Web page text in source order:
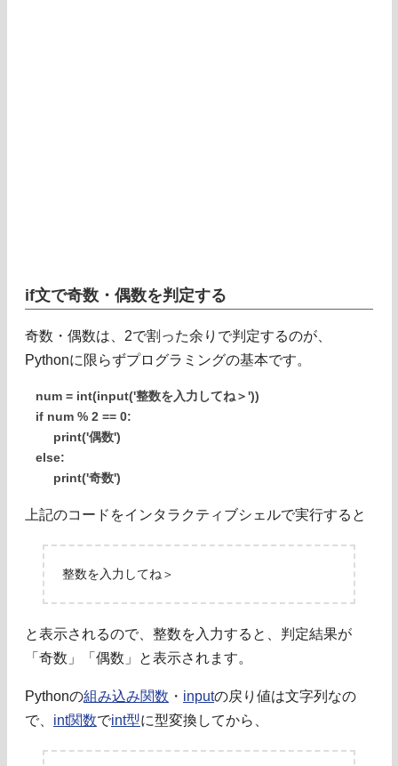
if文で奇数・偶数を判定する
奇数・偶数は、2で割った余りで判定するのが、
Pythonに限らずプログラミングの基本です。
num = int(input('整数を入力してね＞'))
if num % 2 == 0:
print('偶数')
else:
print('奇数')
上記のコードをインタラクティブシェルで実行すると
整数を入力してね＞
と表示されるので、整数を入力すると、判定結果が
「奇数」「偶数」と表示されます。
Pythonの組み込み関数 ・ inputの戻り値は文字列なの
で、 int関数でint型に型変換してから、